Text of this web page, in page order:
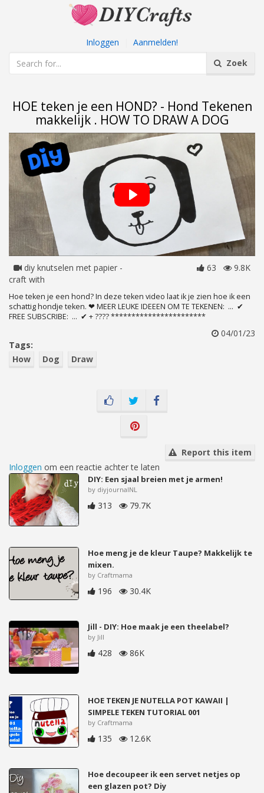
Inloggen
Aanmelden!
Zoek
HOE teken je een HOND? - Hond Tekenen
makkelijk . HOW TO DRAW A DOG
diy knutselen met papier -
craft with
63 9.8K
Hoe teken je een hond? In deze teken video laat ik je zien hoe ik een
schattig hondje teken. ❤ MEER LEUKE IDEEEN OM TE TEKENEN: ... ✔
FREE SUBSCRIBE: ... ✔ + ???? ***********************
04/01/23
Tags:
How
Dog Draw
Report this item
Inloggen om een reactie achter te laten
DIY: Een sjaal breien met je armen!
by diyjournalNL
313 79.7K
Hoe meng je de kleur Taupe? Makkelijk te
mixen.
by Craftmama
196 30.4K
Jill - DIY: Hoe maak je een theelabel?
by Jill
428 86K
HOE TEKEN JE NUTELLA POT KAWAII |
SIMPELE TEKEN TUTORIAL 001
by Craftmama
135 12.6K
Hoe decoupeer ik een servet netjes op
een glazen pot? Diy